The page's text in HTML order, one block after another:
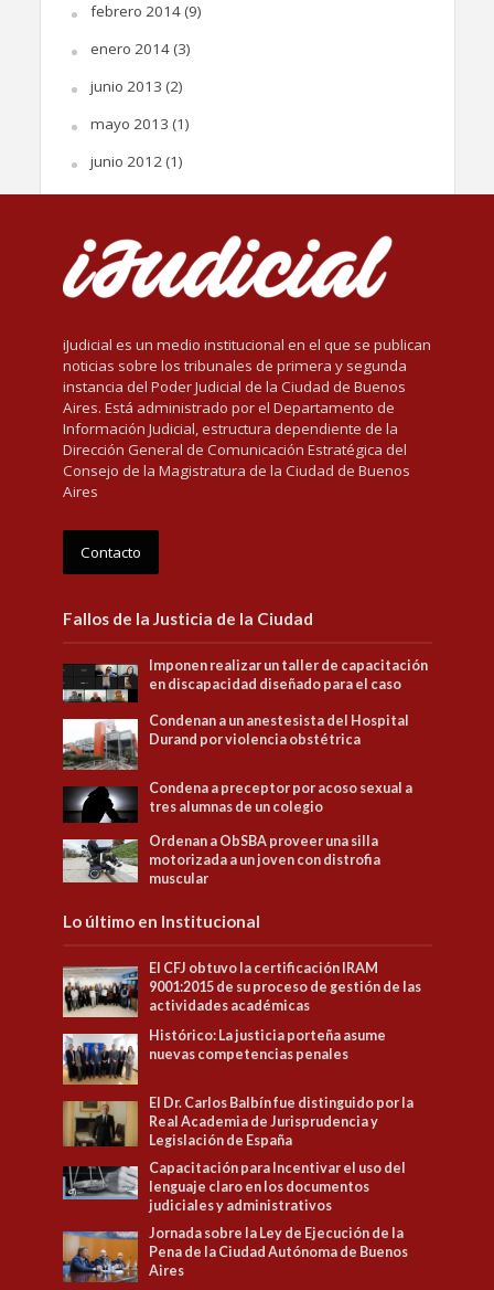
febrero 2014(9)
enero 2014(3)
junio 2013 (2)
mayo 2013 (1)
junio 2012(1)
iJudicial es un medio institucional en el que se publican
noticias sobre los tribunales de primera y segunda
instancia del Poder Judicial de la Ciudad de Buenos
Aires. Está administrado por el Departamento de
Información Judicial, estructura dependiente de la
Dirección General de Comunicación Estratégica del
Consejo de la Magistratura de la Ciudad de Buenos
Aires
Contacto
Fallos de la Justicia de la Ciudad
Imponen realizar un taller de capacitación
en discapacidad diseñado para el caso
Condenan a un anestesista del Hospital
Durand por violencia obstétrica
Condena a preceptor por acoso sexual a
tres alumnas de un colegio
Ordenan a ObSBA proveer una silla
motorizada a un joven con distrofia
muscular
Lo último en Institucional
El CFJ obtuvo la certificación IRAM
9001:2015 de su proceso de gestión de las
actividades académicas
Histórico: La justicia porteña asume
nuevas competencias penales
El Dr. Carlos Balbín fue distinguido por la
Real Academia de Jurisprudencia y
Legislación de España
Capacitación para Incentivar el uso del
lenguaje claro en los documentos
judiciales y administrativos
Jornada sobre la Ley de Ejecución de la
Pena de la Ciudad Autónoma de Buenos
Aires